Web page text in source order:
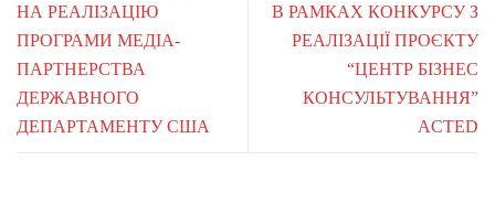
НА РЕАЛІЗАЦІЮ
ПРОГРАМИ МЕДІА-
ПАРТНЕРСТВА
ДЕРЖАВНОГО
ДЕПАРТАМЕНТУ США
В РАМКАХ КОНКУРСУ З
РЕАЛІЗАЦІЇ ПРОЄКТУ
“ЦЕНТР БІЗНЕС
КОНСУЛЬТУВАННЯ”
ACTED